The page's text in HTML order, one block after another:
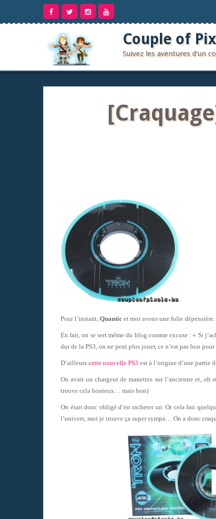
contenu
Couple of
Suivez les aventures d'un
Pour l’instant, Quantic et moi avons une folie
En fait, on se sert même du blog comme excuse : « Si
dur de la PS3, on ne peut plus jouer, ce n’est pas bon
D’ailleurs cette nouvelle PS3 est à l’origine d’une partie
On avait un chargeur de manettes sur l’ancienne et,
trouve cela honteux… mais bon)
On était donc obligé d’en racheter un. Or cela fait
l’univers, moi je trouve ça super sympa… On a donc